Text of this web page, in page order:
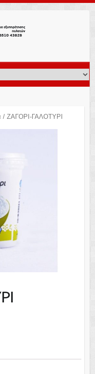
/ ΖΑΓΟΡΙ-ΓΑΛΟΤΥΡΙ